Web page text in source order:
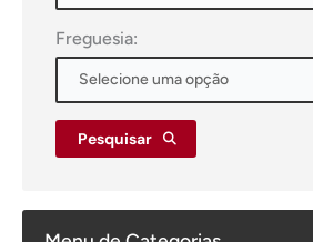
Freguesia:
Pesquisar